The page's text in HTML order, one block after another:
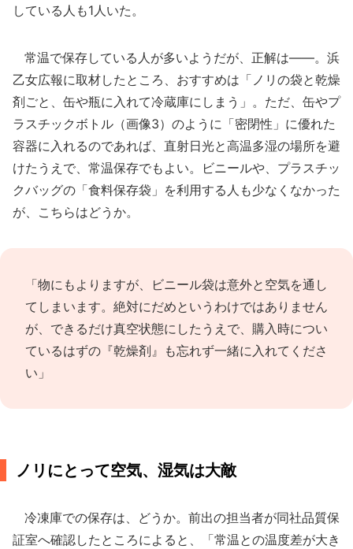
している人も1人いた。
常温で保存している人が多いようだが、正解は――。浜
乙女広報に取材したところ、おすすめは「ノリの袋と乾燥
剤ごと、缶や瓶に入れて冷蔵庫にしまう」。ただ、缶やプ
ラスチックボトル（画像3）のように「密閉性」に優れた
容器に入れるのであれば、直射日光と高温多湿の場所を避
けたうえで、常温保存でもよい。ビニールや、プラスチッ
クバッグの「食料保存袋」を利用する人も少なくなかった
が、こちらはどうか。
「物にもよりますが、ビニール袋は意外と空気を通し
てしまいます。絶対にだめというわけではありません
が、できるだけ真空状態にしたうえで、購入時につい
ているはずの『乾燥剤』も忘れず一緒に入れてくださ
い」
ノリにとって空気、湿気は大敵
冷凍庫での保存は、どうか。前出の担当者が同社品質保
証室へ確認したところによると、「常温との温度差が大き